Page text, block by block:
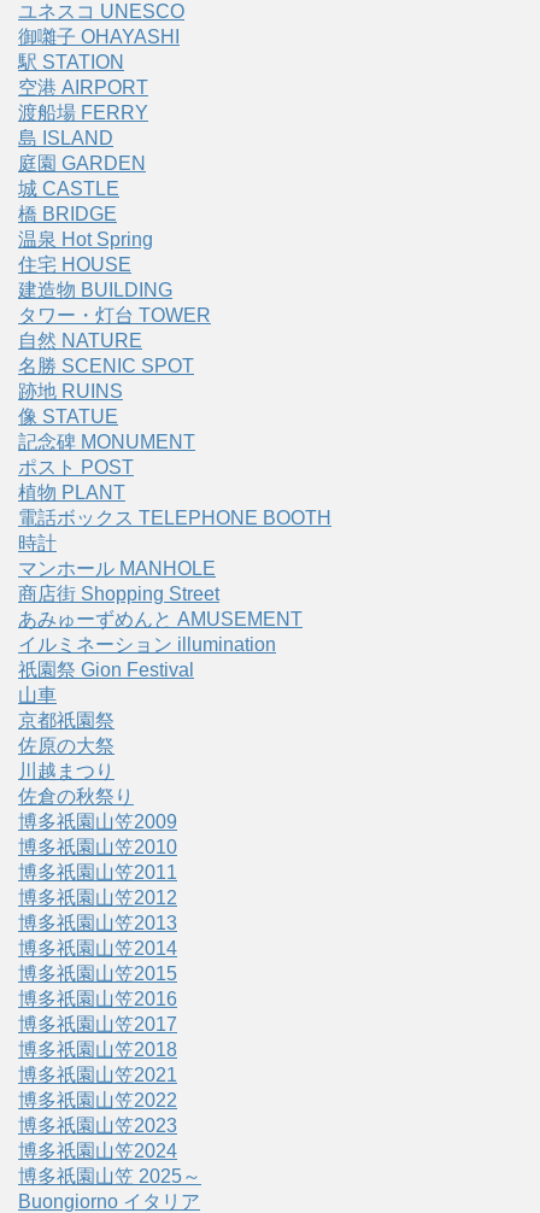
ユネスコ UNESCO
御囃子 OHAYASHI
駅 STATION
空港 AIRPORT
渡船場 FERRY
島 ISLAND
庭園 GARDEN
城 CASTLE
橋 BRIDGE
温泉 Hot Spring
住宅 HOUSE
建造物 BUILDING
タワー・灯台 TOWER
自然 NATURE
名勝 SCENIC SPOT
跡地 RUINS
像 STATUE
記念碑 MONUMENT
ポスト POST
植物 PLANT
電話ボックス TELEPHONE BOOTH
時計
マンホール MANHOLE
商店街 Shopping Street
あみゅーずめんと AMUSEMENT
イルミネーション illumination
祇園祭 Gion Festival
山車
京都祇園祭
佐原の大祭
川越まつり
佐倉の秋祭り
博多祇園山笠2009
博多祇園山笠2010
博多祇園山笠2011
博多祇園山笠2012
博多祇園山笠2013
博多祇園山笠2014
博多祇園山笠2015
博多祇園山笠2016
博多祇園山笠2017
博多祇園山笠2018
博多祇園山笠2021
博多祇園山笠2022
博多祇園山笠2023
博多祇園山笠2024
博多祇園山笠 2025～
Buongiorno イタリア